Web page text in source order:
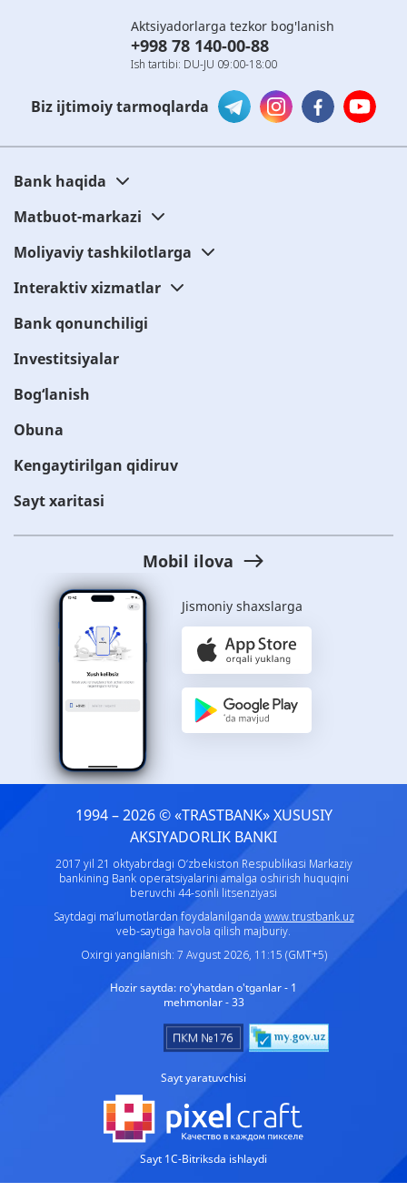
Aktsiyadorlarga tezkor bog'lanish
+998 78 140-00-88
Ish tartibi: DU-JU 09:00-18:00
Biz ijtimoiy tarmoqlarda
Bank haqida
Matbuot-markazi
Moliyaviy tashkilotlarga
Interaktiv xizmatlar
Bank qonunchiligi
Investitsiyalar
Bog‘lanish
Obuna
Kengaytirilgan qidiruv
Sayt xaritasi
Mobil ilova
Jismoniy shaxslarga
1994 – 2026 © «TRASTBANK» ХUSUSIY
AKSIYADORLIK BANKI
2017 yil 21 oktyabrdagi O‘zbekiston Respublikasi Markaziy
bankining Bank operatsiyalarini amalga oshirish huquqini
beruvchi 44-sonli litsenziyasi
Saytdagi ma’lumotlardan foydalanilganda www.trustbank.uz
veb-saytiga havola qilish majburiy.
Oxirgi yangilanish: 7 Avgust 2026, 11:15 (GMT+5)
Hozir saytda: ro'yhatdan o'tganlar - 1
mehmonlar - 33
Sayt yaratuvchisi
Sayt 1C-Bitriksda ishlaydi